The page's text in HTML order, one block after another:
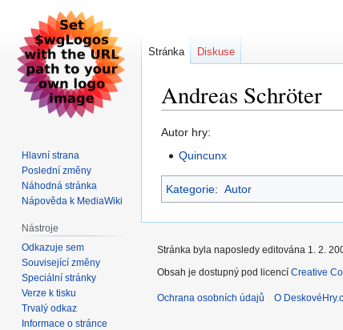
Andreas Schröter
Skočit
Skočit
Autor hry:
Quincunx
Kategorie: Autor
Stránka Diskuse
Hlavní strana
Poslední změny
Náhodná stránka
Nápověda k MediaWiki
Nástroje
Odkazuje sem
Související změny
Speciální stránky
Verze k tisku
Trvalý odkaz
Informace o stránce
Stránka byla naposledy editována 1. 2.
Obsah je dostupný pod licencí Creative
Ochrana osobních údajů O